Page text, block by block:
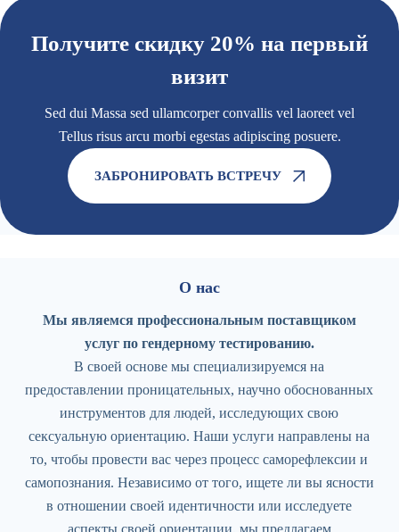
Получите скидку 20% на первый
визит
Sed dui Massa sed ullamcorper convallis vel laoreet vel
Tellus risus arcu morbi egestas adipiscing posuere.
ЗАБРОНИРОВАТЬ ВСТРЕЧУ
О нас
Мы являемся профессиональным поставщиком
услуг по гендерному тестированию.
В своей основе мы специализируемся на
предоставлении проницательных, научно обоснованных
инструментов для людей, исследующих свою
сексуальную ориентацию. Наши услуги направлены на
то, чтобы провести вас через процесс саморефлексии и
самопознания. Независимо от того, ищете ли вы ясности
в отношении своей идентичности или исследуете
аспекты своей ориентации, мы предлагаем